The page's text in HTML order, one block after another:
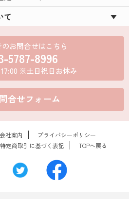
て
お問合せはこちら
5787-8996
※土日祝日お休み
合せフォーム
会社案内
プライバシーポリシー
特定商取引に基づく表記 TOPへ戻る